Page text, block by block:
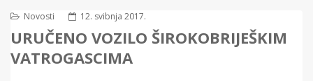
Novosti 12. svibnja 2017.
URUČENO VOZILO ŠIROKOBRIJEŠKIM
VATROGASCIMA